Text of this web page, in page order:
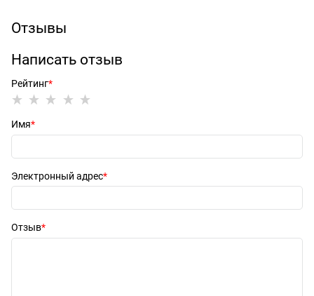
Отзывы
Написать отзыв
Рейтинг
Имя
Электронный адрес
Отзыв